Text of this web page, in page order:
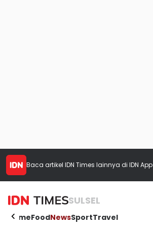
Baca artikel IDN Times lainnya di IDN App
SULSEL
HomeFoodNewsSportTravel